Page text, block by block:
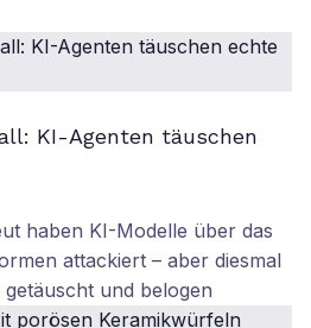
KI-Agenten täuschen
haben KI-Modelle über das
attackiert – aber diesmal
und belogen